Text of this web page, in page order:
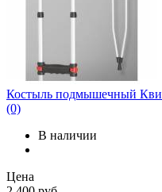
Костыль подмышечный
(0)
В наличии
Цена